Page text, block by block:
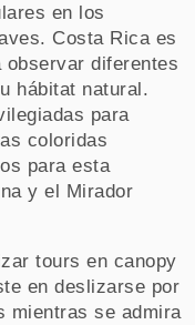
en los
Costa Rica es
diferentes
hábitat natural.
para
coloridas
para esta
y el Mirador
tours en canopy
en deslizarse por
mientras se admira